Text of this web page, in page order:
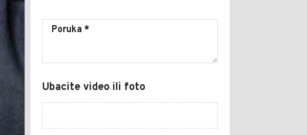
Ubacite video ili foto